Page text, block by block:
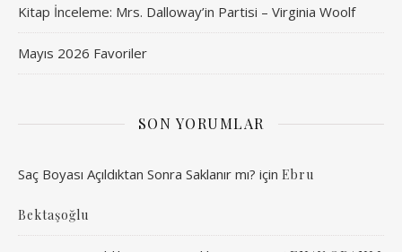
Kitap İnceleme: Mrs. Dalloway’in Partisi – Virginia Woolf
Mayıs 2026 Favoriler
SON YORUMLAR
Saç Boyası Açıldıktan Sonra Saklanır mı? için Ebru
Bektaşoğlu